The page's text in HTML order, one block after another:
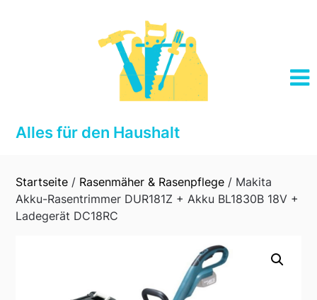
Alles für den Haushalt
Startseite / Rasenmäher & Rasenpflege / Makita
Akku-Rasentrimmer DUR181Z + Akku BL1830B 18V +
Ladegerät DC18RC